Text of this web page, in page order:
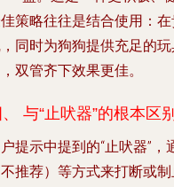
策略往往是结合使用 ：
同时为狗狗提供充足的
双管齐下效果更佳。
与“止吠器”的根本区别
提示中提到的“止吠器”
推荐）等方式来打断或